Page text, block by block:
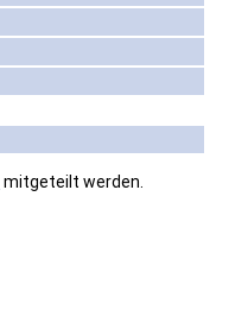
mitgeteilt werden.